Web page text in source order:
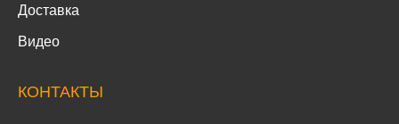
Доставка
Видео
КОНТАКТЫ